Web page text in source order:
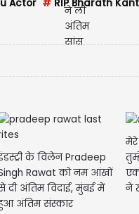
Actor # RIP Bharath
के विलेन Pradeep
Rawat को नम आंखों
दी अंतिम विदाई, मुंबई में
अंतिम संस्कार
ने